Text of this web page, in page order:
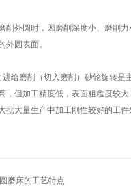
外圆时，因磨削深度小、磨削力
外圆表面。
磨削（切入磨削）砂轮旋转是
，但加工精度低，表面粗糙度较
批大量生产中加工刚性较好的工
磨床的工艺特点